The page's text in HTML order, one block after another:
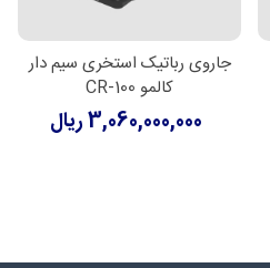
جاروی رباتیک استخری سیم دار
کالمو CR-100
3,060,000,000 ریال